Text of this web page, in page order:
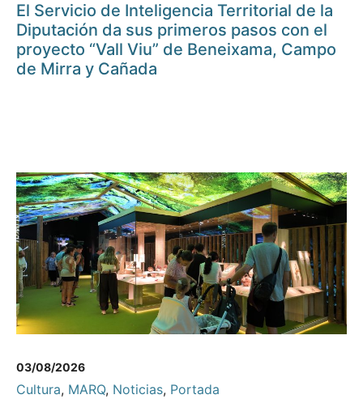
El Servicio de Inteligencia Territorial de la
Diputación da sus primeros pasos con el
proyecto “Vall Viu” de Beneixama, Campo
de Mirra y Cañada
03/08/2026
Cultura, MARQ, Noticias, Portada